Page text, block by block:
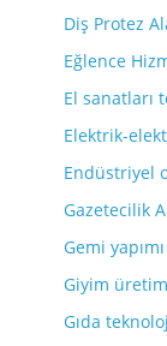
Diş Protez
Eğlence
El sanatları
Elektrik-
Endüstriyel
Gazetecilik
Gemi
Giyim
Gıda